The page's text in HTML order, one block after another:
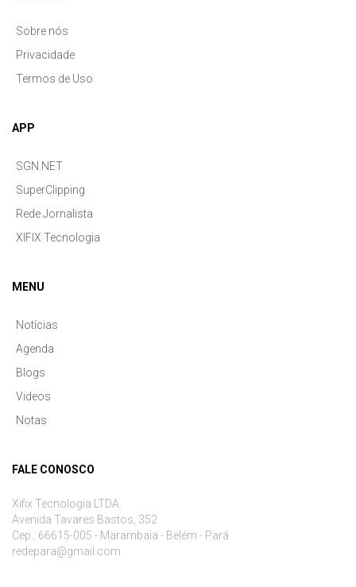
Sobre nós
Privacidade
Termos de Uso
APP
SGN.NET
SuperClipping
Rede Jornalista
XIFIX Tecnologia
MENU
Notícias
Agenda
Blogs
Videos
Notas
FALE CONOSCO
Xifix Tecnologia LTDA.
Avenida Tavares Bastos, 352
Cep.: 66615-005 - Marambaia - Belém - Pará
redepara@gmail.com